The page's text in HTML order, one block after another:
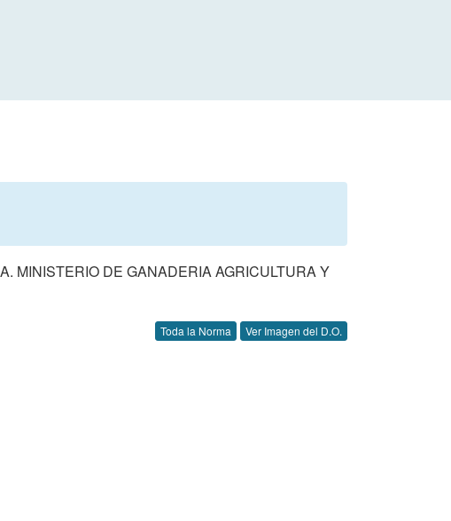
MINISTERIO DE GANADERIA AGRICULTURA Y
Toda la Norma Ver Imagen del D.O.